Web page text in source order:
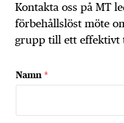
Kontakta oss på MT
förbehållslöst möte
grupp till ett effektivt
Namn *